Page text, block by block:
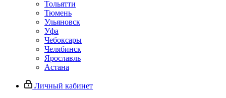
Тольятти
Тюмень
Ульяновск
Уфа
Чебоксары
Челябинск
Ярославль
Астана
Личный кабинет